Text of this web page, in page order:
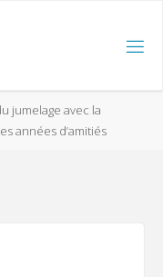
jumelage avec la
années d’amitiés